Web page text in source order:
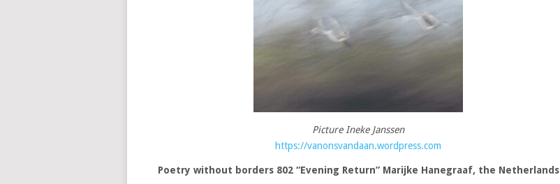
Picture Ineke Janssen
https://vanonsvandaan.wordpress.com
Poetry without borders 802 “Evening Return” Marijke Hanegraaf, the Netherlands